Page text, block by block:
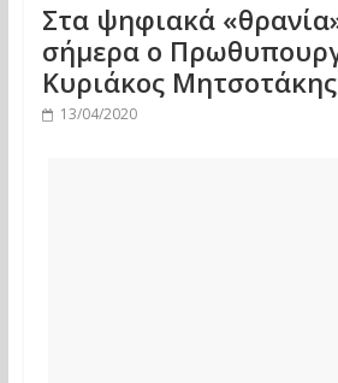
Στα ψηφιακά
σήμερα ο
Κυριάκος Μητσοτάκης
13/04/2020